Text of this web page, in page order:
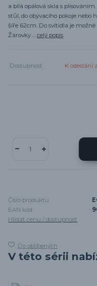
a bílá opálová skla s
stůl, do obývacího pokoje nebo
šíře 62cm. Do svítidla je
Žárovky ... celý popis
Dostupnost K odeslání
Číslo produktu:
EAN kód:
Hlídat cenu / dostupnost
Do oblíbených
V této sérii